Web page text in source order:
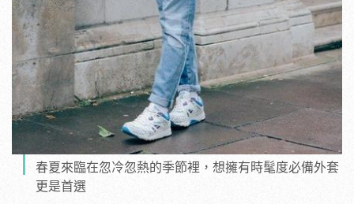
春夏來臨在忽冷忽熱的季節裡，想擁有時髦度必備外套
更是首選